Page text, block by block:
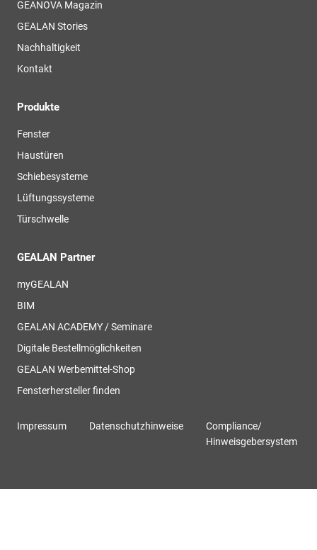
GEANOVA Magazin
GEALAN Stories
Nachhaltigkeit
Kontakt
Produkte
Fenster
Haustüren
Schiebesysteme
Lüftungssysteme
Türschwelle
GEALAN Partner
myGEALAN
BIM
GEALAN ACADEMY / Seminare
Digitale Bestellmöglichkeiten
GEALAN Werbemittel-Shop
Fensterhersteller finden
Impressum Datenschutzhinweise
Compliance/
Hinweisgebersystem